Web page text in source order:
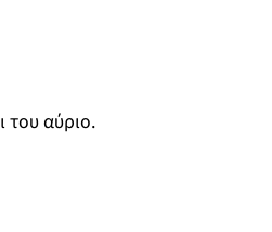
του αύριο.